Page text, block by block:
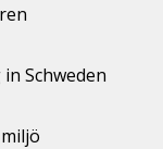
Schweden